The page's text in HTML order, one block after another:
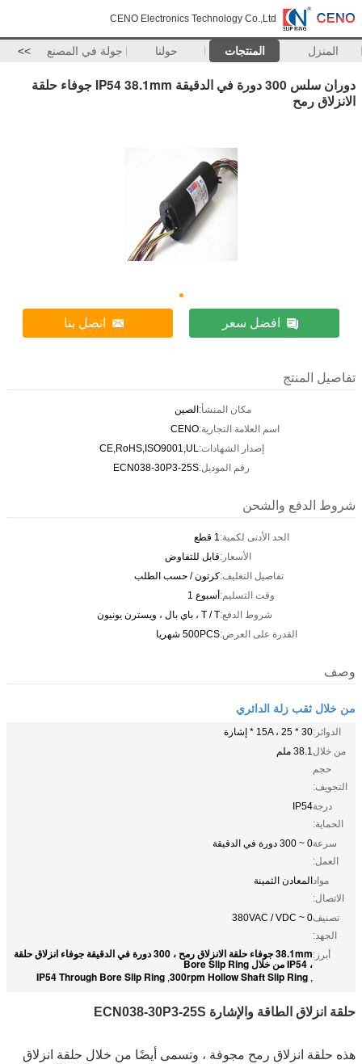
CENO Electronics Technology Co.,Ltd
المنزل المنتجات حولنا جولة في المصنع >>
دوران سلس 300 دورة في الدقيقة IP54 38.1mm جوفاء حلقة
الانزلاق رمح
افضل سعر اتصل بنا
تفاصيل المنتج
مكان المنشأ:الصين
اسم العلامة التجارية:CENO
إصدار الشهادات:CE,RoHS,ISO9001,UL
رقم الموديل:ECN038-30P3-25S
شروط الدفع والشحن
الحد الأدنى لكمية:1 قطع
الأسعار:قابل للتفاوض
تفاصيل التغليف:كرتون / حسب الطلب
وقت التسليم:أسبوع 1
شروط الدفع:T / T ، باي بال ، ويسترن يونيون
القدرة على العرض:500PCS شهريا
وصف
من خلال ثقب زلة الدائري
الدوائر:30 * 15A ، 25 * إشارة
من خلال
حجم
التجويف:
38.1 ملم
درجة
الحماية:
IP54
سرعة
العمل:
0 ~ 300 دورة في الدقيقة
مواد
الاتصال:
المعادن الثمينة
تصنيف
الجهد:
0 ~ 380VAC / VDC
أبرز: 38.1mm جوفاء حلقة الانزلاق رمح ، 300 دورة في الدقيقة جوفاء انزلاق حلقة
، IP54 من خلال Bore Slip Ring
,
300rpm Hollow Shaft Slip Ring
,
IP54 Through Bore Slip Ring
حلقة انزلاق الطاقة والإشارة ECN038-30P3-25S
هذه حلقة انزلاق رمح مجوفة ، وتسمى أيضًا من خلال حلقة انزلاق